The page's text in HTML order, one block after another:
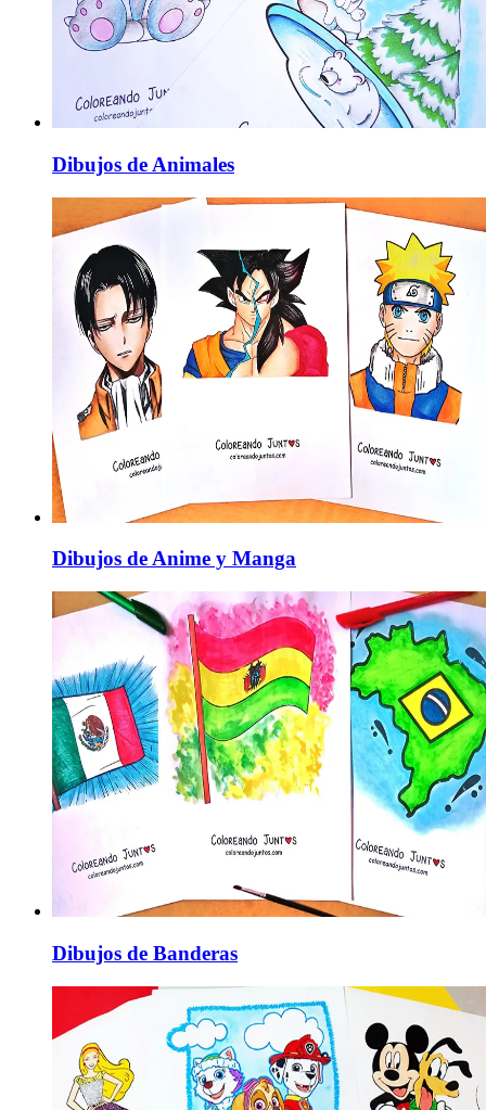
Dibujos de Animales
Dibujos de Anime y Manga
Dibujos de Banderas